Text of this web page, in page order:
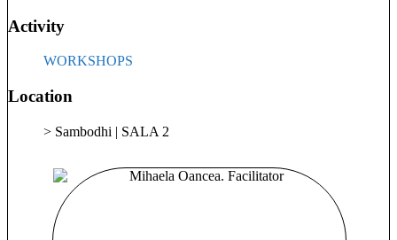
sunt accesate mecanismele interioare de reglare, de vindecare
miscare integrata care are un inteles. Astfel se creeaza
Activity
WORKSHOPS
Location
> Sambodhi | SALA 2